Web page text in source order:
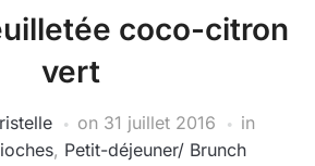
coco-citron
vert
on 31 juillet 2016
in
, Petit-déjeuner/ Brunch